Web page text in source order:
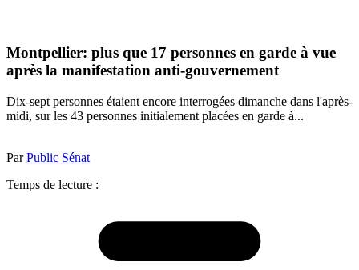
Montpellier: plus que 17 personnes en garde à vue
après la manifestation anti-gouvernement
Dix-sept personnes étaient encore interrogées dimanche dans l'après-
midi, sur les 43 personnes initialement placées en garde à...
ParPublic Sénat
Temps de lecture :